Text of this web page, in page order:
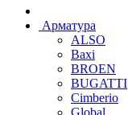
Арматура
ALSO
Baxi
BROEN
BUGATTI
Cimberio
Global